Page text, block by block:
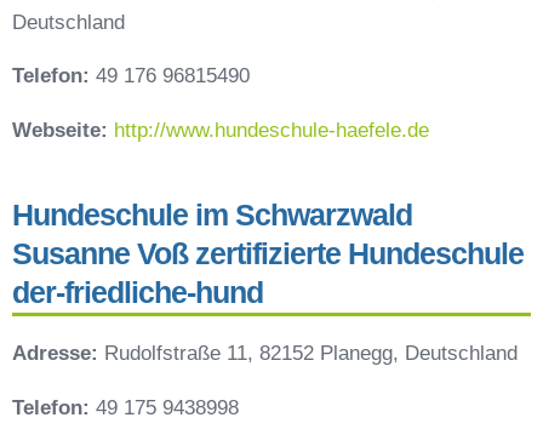
Deutschland
Telefon: 49 176 96815490
Webseite: http://www.hundeschule-haefele.de
Hundeschule im Schwarzwald
Susanne Voß zertifizierte Hundeschule
der-friedliche-hund
Adresse: Rudolfstraße 11, 82152 Planegg, Deutschland
Telefon: 49 175 9438998